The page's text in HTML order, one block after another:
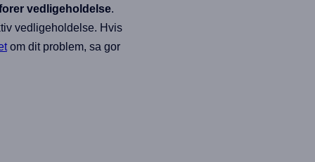
vedligeholdelse.
vedligeholdelse. Hvis
om dit problem, sa gor